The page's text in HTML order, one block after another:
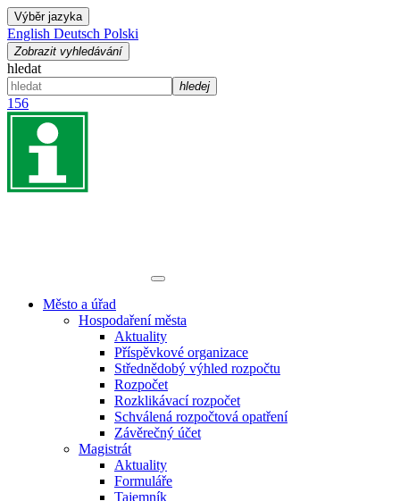
Výběr jazyka
English Deutsch Polski
Zobrazit vyhledávání
hledat
hledej
156
Město a úřad
Hospodaření města
Aktuality
Příspěvkové organizace
Střednědobý výhled rozpočtu
Rozpočet
Rozklikávací rozpočet
Schválená rozpočtová opatření
Závěrečný účet
Magistrát
Aktuality
Formuláře
Tajemník